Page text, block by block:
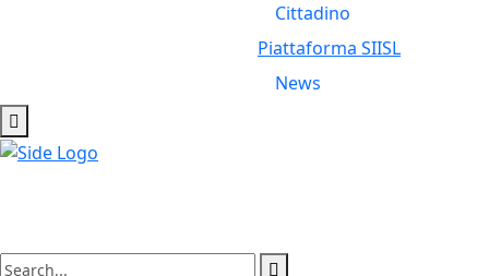
Cittadino
Piattaforma SIISL
News